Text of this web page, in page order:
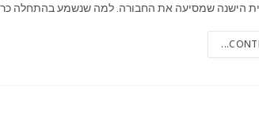
הישנה שמסיעה את החבורה. למה שנשמע בהתחלה